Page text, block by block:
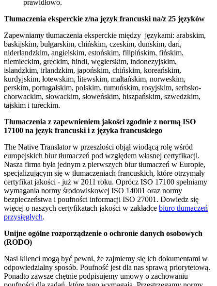
prawidłowo.
Tłumaczenia eksperckie z/na język francuski na/z 25 języków
Zapewniamy tłumaczenia eksperckie między językami: arabskim,
baskijskim, bułgarskim, chińskim, czeskim, duńskim, dari,
niderlandzkim, angielskim, estońskim, filipińskim, fińskim,
niemieckim, greckim, hindi, węgierskim, indonezyjskim,
islandzkim, irlandzkim, japońskim, chińskim, koreańskim,
kurdyjskim, łotewskim, litewskim, maltańskim, norweskim,
perskim, portugalskim, polskim, rumuńskim, rosyjskim, serbsko-
chorwackim, słowackim, słoweńskim, hiszpańskim, szwedzkim,
tajskim i tureckim.
Tłumaczenia z zapewnieniem jakości zgodnie z normą ISO
17100 na język francuski i z języka francuskiego
The Native Translator w przeszłości objął wiodącą rolę wśród
europejskich biur tłumaczeń pod względem własnej certyfikacji.
Nasza firma była jednym z pierwszych biur tłumaczeń w Europie,
specjalizującym się w tłumaczeniach francuskich, które otrzymały
certyfikat jakości - już w 2011 roku. Oprócz ISO 17100 spełniamy
wymagania normy środowiskowej ISO 14001 oraz normy
bezpieczeństwa i poufności informacji ISO 27001. Dowiedz się
więcej o naszych certyfikatach jakości w zakładce biuro tłumaczeń
przysięgłych.
Unijne ogólne rozporządzenie o ochronie danych osobowych
(RODO)
Nasi klienci mogą być pewni, że zajmiemy się ich dokumentami w
odpowiedzialny sposób. Poufność jest dla nas sprawą priorytetową.
Ponadto zawsze chętnie podpisujemy umowy o zachowaniu